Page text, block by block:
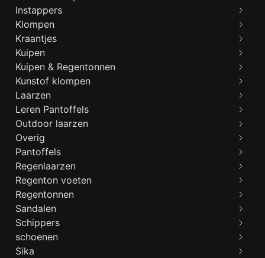
Instappers
Klompen
Kraantjes
Kuipen
Kuipen & Regentonnen
Kunstof klompen
Laarzen
Leren Pantoffels
Outdoor laarzen
Overig
Pantoffels
Regenlaarzen
Regenton voeten
Regentonnen
Sandalen
Schippers
schoenen
Sika